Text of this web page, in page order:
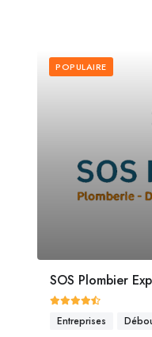
POPULAIRE
SOS Plombier
Entreprises